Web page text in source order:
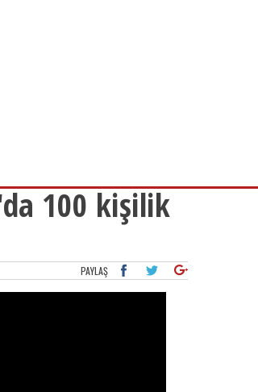
100 kişilik
PAYLAŞ